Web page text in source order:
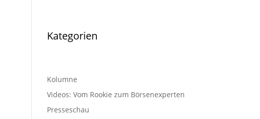
Kategorien
Kolumne
Videos: Vom Rookie zum Börsenexperten
Presseschau